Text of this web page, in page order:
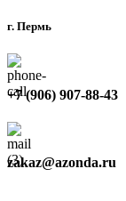
г. Пермь
+7 (906) 907-88-43
zakaz@azonda.ru